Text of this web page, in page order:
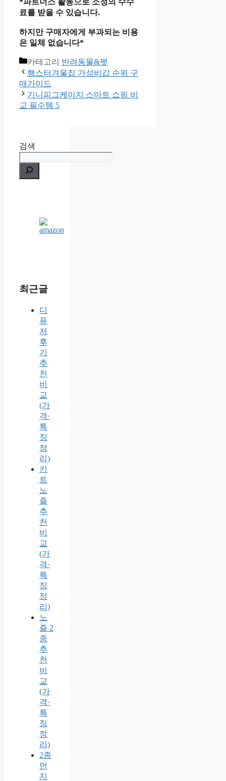
*파트너스 활동으로 소정의 수수
료를 받을 수 있습니다.
하지만 구매자에게 부과되는 비용
은 일체 없습니다*
카테고리 반려동물&펫
햄스터겨울집 가성비갑 순위 구
매가이드
기니피그케이지 스마트 쇼핑 비
교 필수템 5
검색
최근글
디
퓨
저
후
기
추
천
비
교
(가
격·
특
징
정
리)
키
트
노
즐
추
천
비
교
(가
격·
특
징
정
리)
노
즐 2
종
추
천
비
교
(가
격·
특
징
정
리)
2종
먼
지